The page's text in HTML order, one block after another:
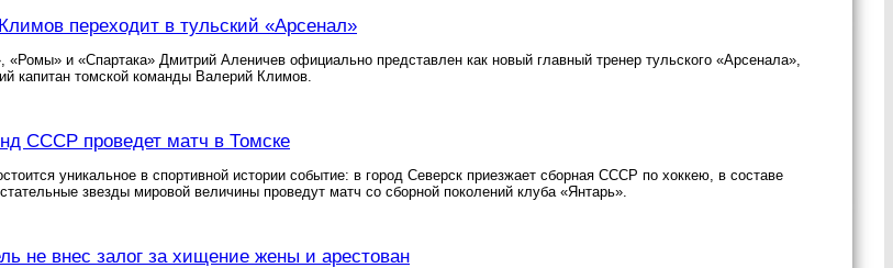
переходит в тульский «Арсенал»
и «Спартака» Дмитрий Аленичев официально представлен как новый главный тренер тульского «Арсенала»,
капитан томской команды Валерий Климов.
СССР проведет матч в Томске
уникальное в спортивной истории событие: в город Северск приезжает сборная СССР по хоккею, в составе
звезды мировой величины проведут матч со сборной поколений клуба «Янтарь».
не внес залог за хищение жены и арестован